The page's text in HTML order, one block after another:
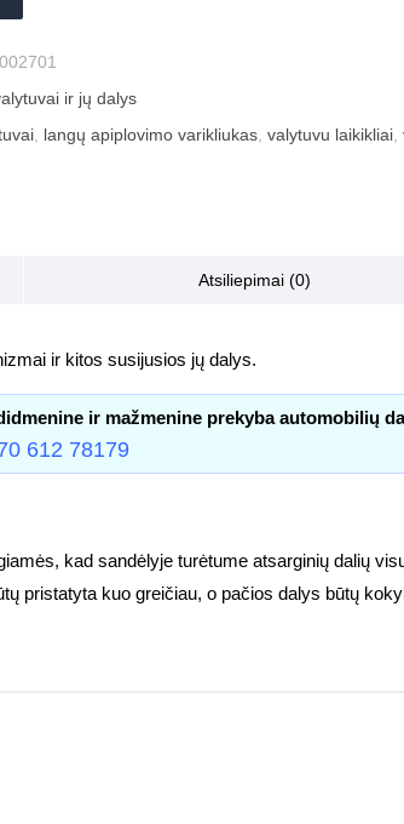
ir jų dalys
langų apiplovimo varikliukas valytuvu laikikliai
Atsiliepimai (0)
ir kitos susijusios jų dalys.
ir mažmenine prekyba automobilių
612 78179
kad sandėlyje turėtume atsarginių dalių
pristatyta kuo greičiau, o pačios dalys būtų